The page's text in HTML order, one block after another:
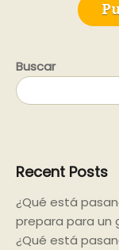
Buscar
Recent Posts
¿Qué está
prepara para un
¿Qué está